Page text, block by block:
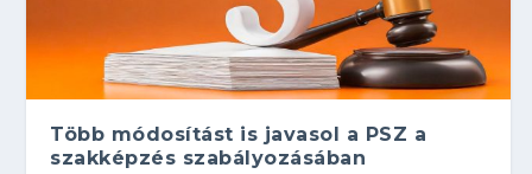
Több módosítást is javasol a PSZ a
szakképzés szabályozásában